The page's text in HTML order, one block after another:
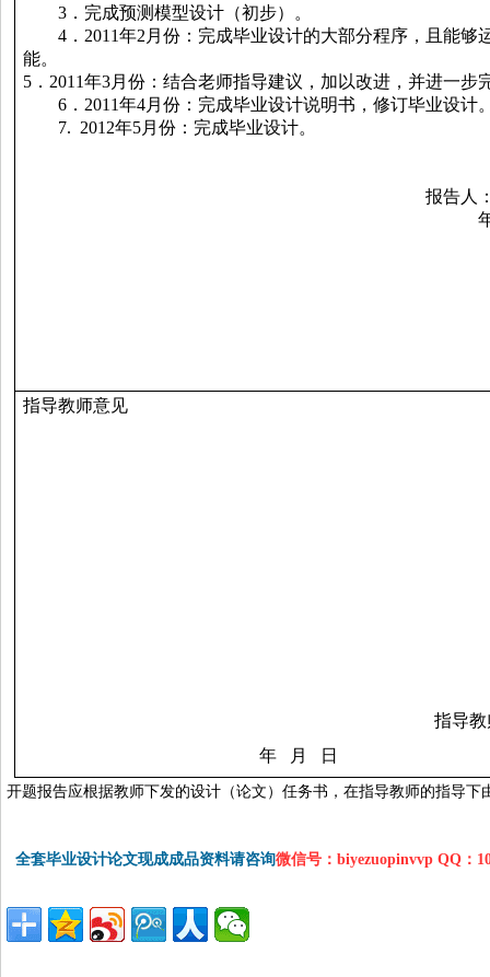
3． 完成预测模型设计（初步）。
4． 2011年2 月份：完成毕业设计的大部分程序，且能够
能。
5． 2011年3月份：结合老师指导建议， 加以改进，并进一步
6． 2011年4月份：完成毕业设计说明书 ， 修订毕业设计
7. 201 2年5月份：完成毕业设计。
报告人
指导教师意见
指导
年
月 日
开题报告应根据教师下发的设计（论文）任务书，在指导教师的指导下
全套毕业设计论文现成成品资料请咨询微信号：biyezuopinvvp QQ